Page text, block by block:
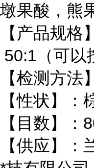
墩果酸，熊
【产品规
50:1（可以
【检测方法
【性状】：
【目数】：
【供应】：